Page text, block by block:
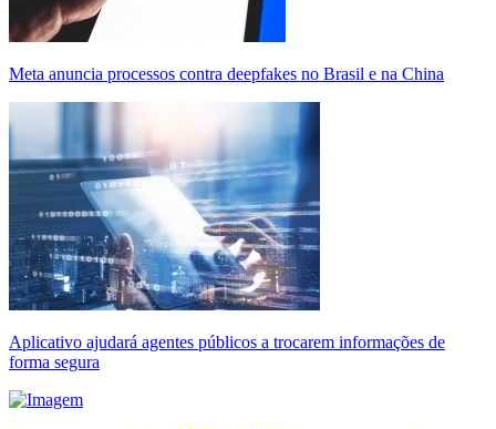
Meta anuncia processos contra deepfakes no Brasil e na China
Aplicativo ajudará agentes públicos a trocarem informações de
forma segura